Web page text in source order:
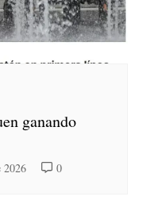
ganando
2026 0